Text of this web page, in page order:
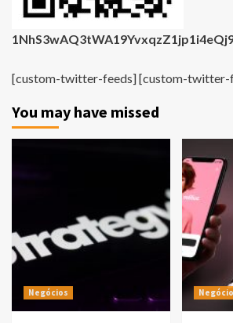
[custom-twitter-feeds] [custom-twitter-
You may have missed
Negócios